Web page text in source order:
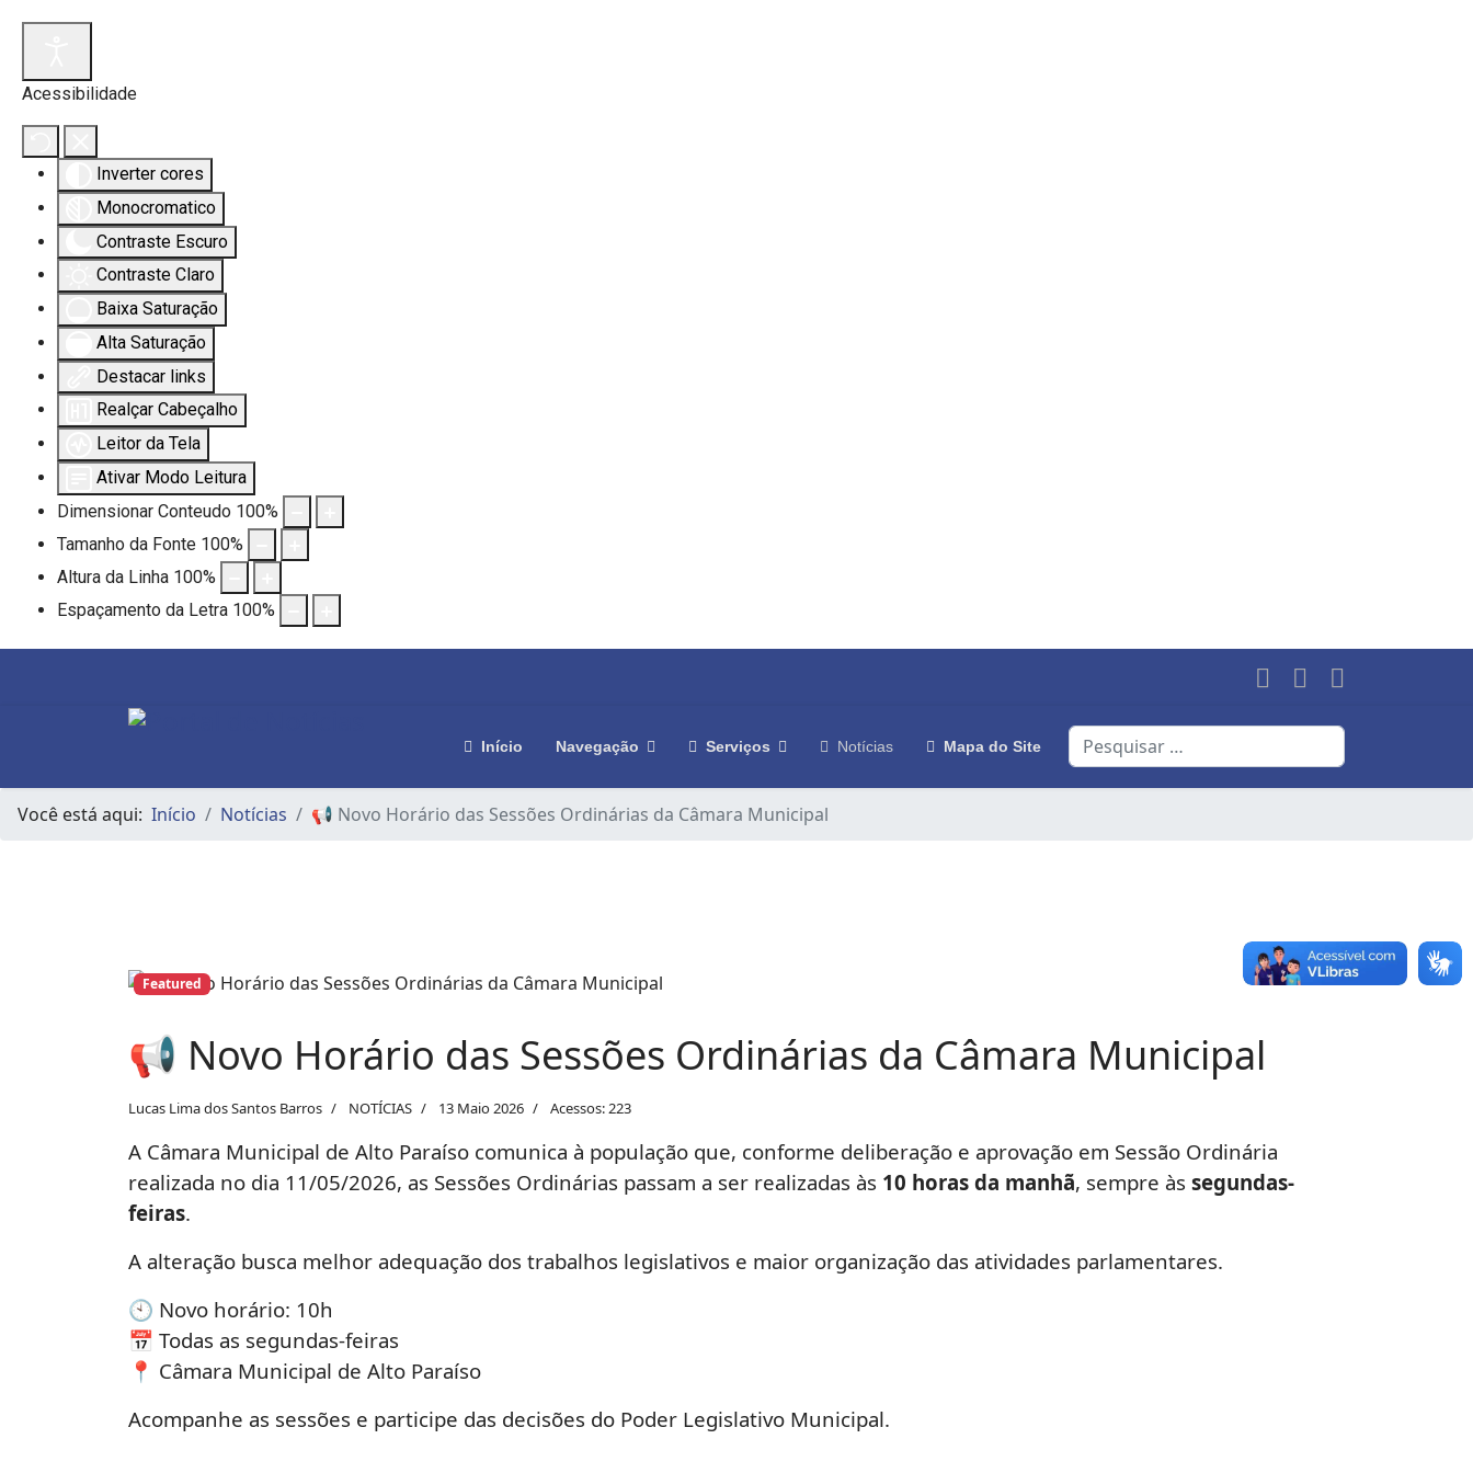
Acessibilidade
Inverter cores
Monocromatico
Contraste Escuro
Contraste Claro
Baixa Saturação
Alta Saturação
Destacar links
Realçar Cabeçalho
Leitor da Tela
Ativar Modo Leitura
Dimensionar Conteudo 100%
Tamanho da Fonte 100%
Altura da Linha 100%
Espaçamento da Letra 100%
Início Navegação Serviços Notícias Mapa do Site Search
Você está aqui: Início Notícias 📢 Novo Horário das Sessões Ordinárias da Câmara Municipal
Featured
📢 Novo Horário das Sessões Ordinárias da Câmara Municipal
Lucas Lima dos Santos Barros NOTÍCIAS 13 Maio 2026 Acessos: 223
A Câmara Municipal de Alto Paraíso comunica à população que, conforme deliberação e aprovação em Sessão Ordinária
realizada no dia 11/05/2026, as Sessões Ordinárias passam a ser realizadas às 10 horas da manhã, sempre às segundas-
feiras.
A alteração busca melhor adequação dos trabalhos legislativos e maior organização das atividades parlamentares.
🕙 Novo horário: 10h
📅 Todas as segundas-feiras
📍 Câmara Municipal de Alto Paraíso
Acompanhe as sessões e participe das decisões do Poder Legislativo Municipal.